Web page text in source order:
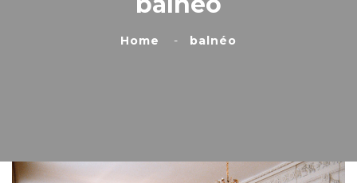
Home balnéo